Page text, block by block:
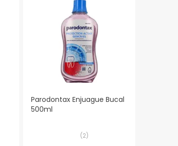
Parodontax Enjuague Bucal
500ml
(2)